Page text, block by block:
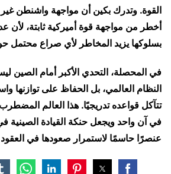
القوة. وتدرك بكين أن مواجهة واشنطن
أخطر من مواجهة قوة أميركية ثابتة، لأن
بسلوكها يزيد المخاطر لأي صراع محتمل
في المحصلة، التحدي الأكبر أمام الصين
النظام العالمي، بل الحفاظ على توازنها
تتآكل قواعده تدريجيًا. هذا العالم
في آن واحد ويجعل حنكة القيادة الصينية
عنصرًا حاسمًا لاستمرار صعودها في العقود